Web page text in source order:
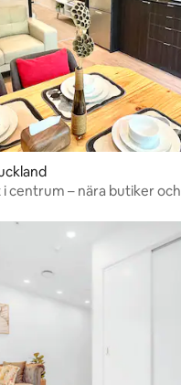
centrum – nära butiker och